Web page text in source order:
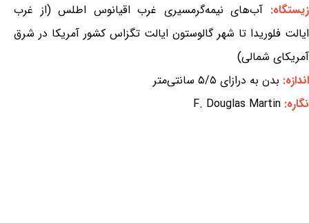
زیستگاه: آب‌های نیمه‌گرمسیری غرب اقیانوس اطلس (از غرب
ایالت فلوریدا تا شهر گالوستون ایالت تگزاس کشور آمریکا در شرق
آمریکای شمالی)
اندازه: بدن به درازای ۵/۵ سانتی‌متر
نگاره: F. Douglas Martin